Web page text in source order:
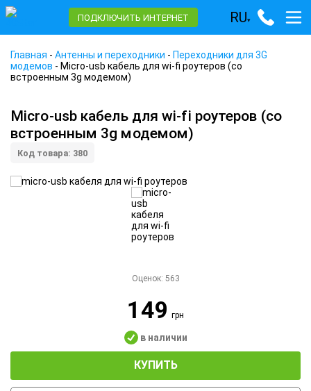
ПОДКЛЮЧИТЬ ИНТЕРНЕТ RU▾
Главная - Антенны и переходники - Переходники для 3G
модемов - Micro-usb кабель для wi-fi роутеров (со
встроенным 3g модемом)
Micro-usb кабель для wi-fi роутеров (со
встроенным 3g модемом)
Код товара: 380
Оценок: 563
149грн
в наличии
КУПИТЬ